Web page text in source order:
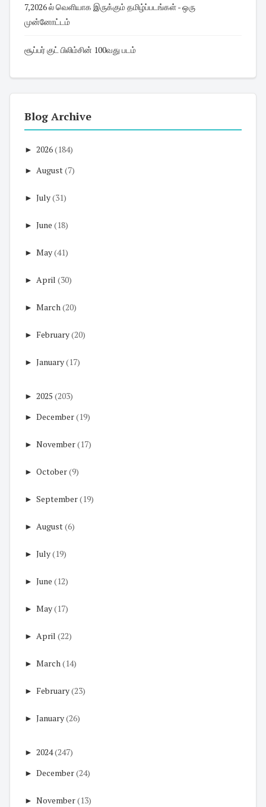
7,2026 ல் வெளியாக இருக்கும் தமிழ்ப்படங்கள் - ஒரு
முன்னோட்டம்
சூப்பர் குட் பிலிம்சின் 100வது படம்
Blog Archive
► 2026(184)
► August(7)
► July(31)
► June (18)
► May(41)
► April (30)
► March(20)
► February(20)
► January(17)
► 2025 (203)
► December(19)
► November(17)
► October(9)
► September(19)
► August(6)
► July(19)
► June (12)
► May(17)
► April (22)
► March(14)
► February(23)
► January(26)
► 2024(247)
► December(24)
► November(13)